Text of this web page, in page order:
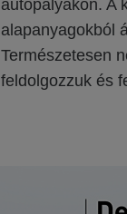
autópályákon. A
alapanyagokból
Természetesen
feldolgozzuk és